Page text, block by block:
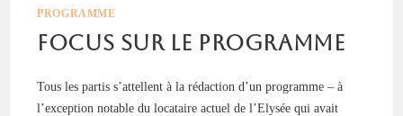
PROGRAMME
Focus sur le programme
Tous les partis s’attellent à la rédaction d’un programme – à
l’exception notable du locataire actuel de l’Elysée qui avait